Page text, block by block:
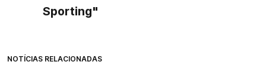
Sporting"
NOTÍCIAS RELACIONADAS